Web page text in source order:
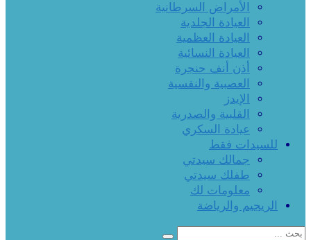
الأمراض السرطانية
العيادة الجلدية
العيادة العظمية
العيادة النسائية
أذن أنف حنجرة
العصبية والنفسية
الإيدز
القلبية والصدرية
عيادة السكري
للسيدات فقط
جمالك سيدتي
طفلك سيدتي
معلومات لك
الريجيم والرياضة